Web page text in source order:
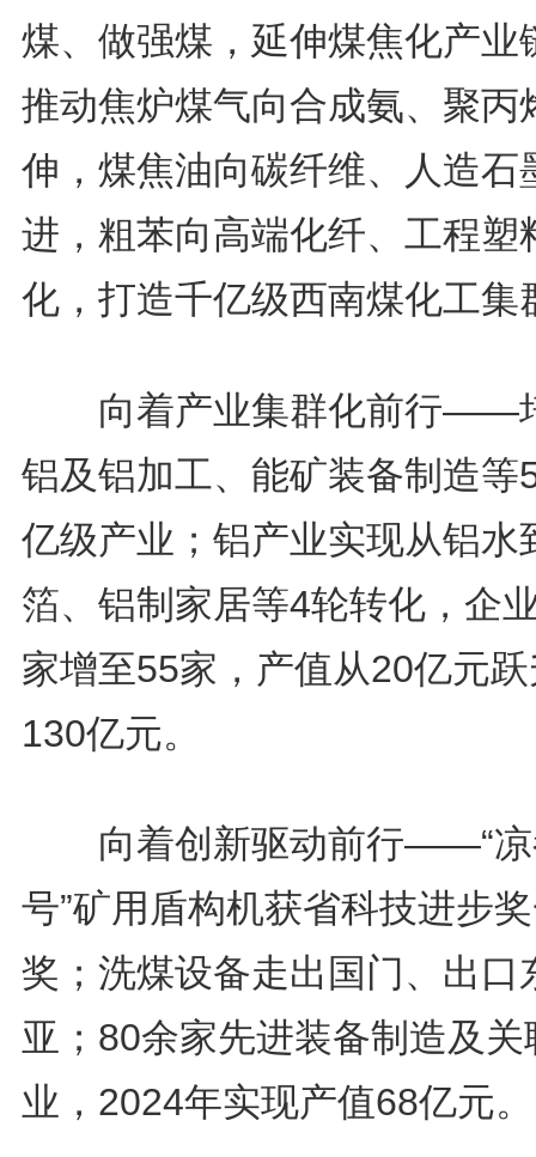
煤、做强煤，延伸煤焦化产业
推动焦炉煤气向合成氨、聚丙
伸，煤焦油向碳纤维、人造石
进，粗苯向高端化纤、工程塑
化，打造千亿级西南煤化工集
向着产业集群化前行——
铝及铝加工、能矿装备制造等
亿级产业；铝产业实现从铝水
箔、铝制家居等4轮转化，企
家增至55家，产值从20亿元
130亿元。
向着创新驱动前行——“凉
号”矿用盾构机获省科技进步
奖；洗煤设备走出国门、出口
亚；80余家先进装备制造及关
业，2024年实现产值68亿元。